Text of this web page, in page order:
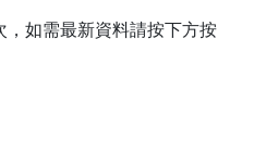
如需最新資料請按下方按